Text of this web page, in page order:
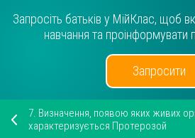
Запросіть батьків у МійКлас, щоб
навчання та проінформувати
Запросити
7. Визначення, появою яких живих
характеризується Протерозой